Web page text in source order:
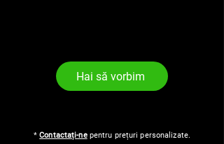
Hai să vorbim
*Contactați-nepentru prețuri personalizate.